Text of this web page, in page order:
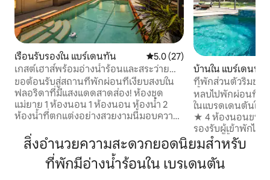
เรือนรับรองใน แบร์เดนทัน คะแนนเฉลี่ย 5.0 จาก 5, 27 รีวิว
5.0 (27)
เกสต์เฮาส์พร้อมอ่างน้ำร้อนและสระว่ายน้ำ
อุ่น
ขอต้อนรับสู่สถานที่พักผ่อนที่เงียบสงบใน
ฟลอริดาที่มีแสงแดดสาดส่อง! ห้องชุด
แม่ยาย 1 ห้องนอน 1 ห้องนอน ห้องน้ำ 2
ห้องน้ำที่ตกแต่งอย่างสวยงามนี้มอบความ
ส่วนตัว เรามีสระว่ายน้ำอุ่นและอ่างน้ำร้อน
ให้คุณผ่อนคลายกลางแจ้งได้ตลอดทั้งปี
ก้าวเข้าสู่โอเอซิสส่วนตัวของคุณเองด้วย
ทางเข้าที่แยกต่างหากและลานที่เงียบสงบ
บ้านใน แบร์เดนทัน
ที่พักส่วนตัวริมชาย
น้ำอุ่น ใกล้ AMI
หลบไปพักผ่อนที่โอ
ในแบรดเดนตันใก
★ 4 ห้องนอนขนา
รองรับผู้เข้าพักได้
ในร่ม: มีน้ำตก เก้
ประทานอาหารกล
ซันรูม: สมาร์ททีวีแ
สิ่งอำนวยความสะดวกยอดนิยมสำหรับ
ที่พักมีอ่างน้ำร้อนใน เบรเดนตัน